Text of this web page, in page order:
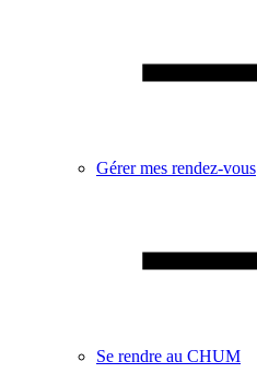
Gérer mes rendez-vous
Se rendre au CHUM